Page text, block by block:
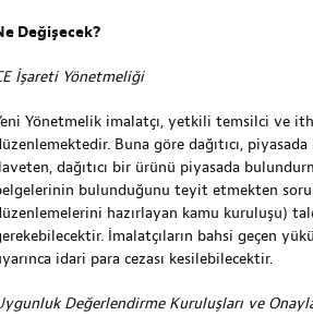
Değişecek?
İşareti Yönetmeliği
Yönetmelik imalatçı, yetkili temsilci ve
Buna göre dağıtıcı,
dağıtıcı bir ürünü piyasada
bulunduğunu teyit etmekten
hazırlayan kamu kuruluşu)
İmalatçıların bahsi geçen
idari para cezası kesilebilecektir.
Değerlendirme Kuruluşları ve